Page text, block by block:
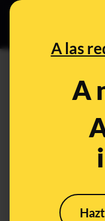
A las
A
No,
Feb 8,